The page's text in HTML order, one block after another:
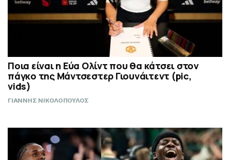
Ποια είναι η Εύα Ολίντ που θα κάτσει στον
πάγκο της Μάντσεστερ Γιουνάιτεντ (pic,
vids)
ΓΙΑΝΝΗΣ ΝΙΚΟΛΟΠΟΥΛΟΣ